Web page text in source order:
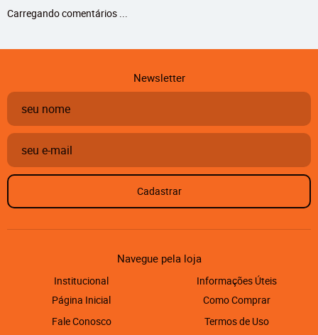
Carregando comentários ...
Newsletter
Cadastrar
Navegue pela loja
Institucional
Página Inicial
Fale Conosco
Informações Úteis
Como Comprar
Termos de Uso